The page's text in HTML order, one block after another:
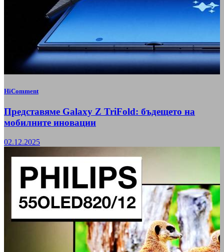
HiComment
Представяме Galaxy Z TriFold: бъдещето на
мобилните иновации
02.12.2025